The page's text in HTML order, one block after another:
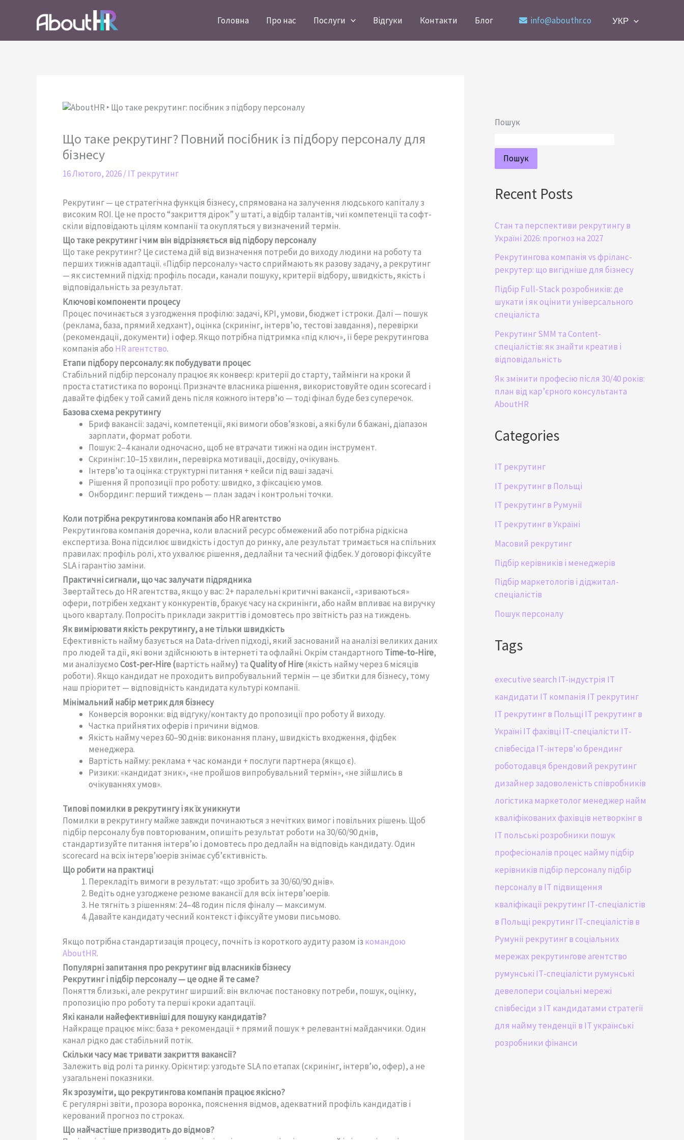
Головна Про нас Послуги Відгуки Контакти Блог info@abouthr.co УКР
Що таке рекрутинг? Повний посібник із підбору персоналу для
бізнесу
16 Лютого, 2026/IT рекрутинг
Рекрутинг — це стратегічна функція бізнесу, спрямована на залучення людського капіталу з
високим ROI. Це не просто “закриття дірок” у штаті, а відбір талантів, чиї компетенції та софт-
скіли відповідають цілям компанії та окупляться у визначений термін.
Що таке рекрутинг і чим він відрізняється від підбору персоналу
Що таке рекрутинг? Це система дій від визначення потреби до виходу людини на роботу та
перших тижнів адаптації. «Підбір персоналу» часто сприймають як разову задачу, а рекрутинг
— як системний підхід: профіль посади, канали пошуку, критерії відбору, швидкість, якість і
відповідальність за результат.
Ключові компоненти процесу
Процес починається з узгодження профілю: задачі, KPI, умови, бюджет і строки. Далі — пошук
(реклама, база, прямий хедхант), оцінка (скринінг, інтерв’ю, тестові завдання), перевірки
(рекомендації, документи) і офер. Якщо потрібна підтримка «під ключ», її бере рекрутингова
компанія або HR агентство.
Етапи підбору персоналу: як побудувати процес
Стабільний підбір персоналу працює як конвеєр: критерії до старту, таймінги на кроки й
проста статистика по воронці. Призначте власника рішення, використовуйте один scorecard і
давайте фідбек у той самий день після кожного інтерв’ю — тоді фінал буде без суперечок.
Базова схема рекрутингу
Бриф вакансії: задачі, компетенції, які вимоги обов’язкові, а які були б бажані, діапазон
зарплати, формат роботи.
Пошук: 2–4 канали одночасно, щоб не втрачати тижні на один інструмент.
Скринінг: 10–15 хвилин, перевірка мотивації, досвіду, очікувань.
Інтерв’ю та оцінка: структурні питання + кейси під ваші задачі.
Рішення й пропозиції про роботу: швидко, з фіксацією умов.
Онбординг: перший тиждень — план задач і контрольні точки.
Коли потрібна рекрутингова компанія або HR агентство
Рекрутингова компанія доречна, коли власний ресурс обмежений або потрібна рідкісна
експертиза. Вона підсилює швидкість і доступ до ринку, але результат тримається на спільних
правилах: профіль ролі, хто ухвалює рішення, дедлайни та чесний фідбек. У договорі фіксуйте
SLA і гарантію заміни.
Практичні сигнали, що час залучати підрядника
Звертайтесь до HR агентства, якщо у вас: 2+ паралельні критичні вакансії, «зриваються»
офери, потрібен хедхант у конкурентів, бракує часу на скринінги, або найм впливає на виручку
цього кварталу. Попросіть приклади закриттів і домовтесь про звітність раз на тиждень.
Як вимірювати якість рекрутингу, а не тільки швидкість
Ефективність найму базується на Data-driven підході, який заснований на аналізі великих даних
про людей та дії, які вони здійснюють в інтернеті та офлайні. Окрім стандартного Time-to-Hire,
ми аналізуємоCost-per-Hire (вартість найму) таQuality of Hire(якість найму через 6 місяців
роботи). Якщо кандидат не проходить випробувальний термін — це збитки для бізнесу, тому
наш пріоритет — відповідність кандидата культурі компанії.
Мінімальний набір метрик для бізнесу
Конверсія воронки: від відгуку/контакту до пропозиції про роботу й виходу.
Частка прийнятих оферів і причини відмов.
Якість найму через 60–90 днів: виконання плану, швидкість входження, фідбек
менеджера.
Вартість найму: реклама + час команди + послуги партнера (якщо є).
Ризики: «кандидат зник», «не пройшов випробувальний термін», «не зійшлись в
очікуваннях умов».
Типові помилки в рекрутингу і як їх уникнути
Помилки в рекрутингу майже завжди починаються з нечітких вимог і повільних рішень. Щоб
підбір персоналу був повторюваним, опишіть результат роботи на 30/60/90 днів,
стандартизуйте питання інтерв’ю і домовтесь про дедлайн на відповідь кандидату. Один
scorecard на всіх інтерв’юерів знімає суб’єктивність.
Що робити на практиці
Перекладіть вимоги в результат: «що зробить за 30/60/90 днів».
Ведіть одне узгоджене резюме вакансії для всіх інтерв’юерів.
Не тягніть з рішенням: 24–48 годин після фіналу — максимум.
Давайте кандидату чесний контекст і фіксуйте умови письмово.
Якщо потрібна стандартизація процесу, почніть із короткого аудиту разом із командою
AboutHR.
Популярні запитання про рекрутинг від власників бізнесу
Рекрутинг і підбір персоналу — це одне й те саме?
Поняття близькі, але рекрутинг ширший: він включає постановку потреби, пошук, оцінку,
пропозицію про роботу та перші кроки адаптації.
Які канали найефективніші для пошуку кандидатів?
Найкраще працює мікс: база + рекомендації + прямий пошук + релевантні майданчики. Один
канал рідко дає стабільний потік.
Скільки часу має тривати закриття вакансії?
Залежить від ролі та ринку. Орієнтир: узгодьте SLA по етапах (скринінг, інтерв’ю, офер), а не
узагальнені показники.
Як зрозуміти, що рекрутингова компанія працює якісно?
Є регулярні звіти, прозора воронка, пояснення відмов, адекватний профіль кандидатів і
керований прогноз по строках.
Що найчастіше призводить до відмов?
Пошук
Пошук
Recent Posts
Стан та перспективи рекрутингу в
Україні 2026: прогноз на 2027
Рекрутингова компанія vs фріланс-
рекрутер: що вигідніше для бізнесу
Підбір Full-Stack розробників: де
шукати і як оцінити універсального
спеціаліста
Рекрутинг SMM та Content-
спеціалістів: як знайти креатив і
відповідальність
Як змінити професію після 30/40 років:
план від кар’єрного консультанта
AboutHR
Categories
IT рекрутинг
IT рекрутинг в Польщі
IT рекрутинг в Румунії
IT рекрутинг в Україні
Масовий рекрутинг
Підбір керівників і менеджерів
Підбір маркетологів і діджитал-
спеціалістів
Пошук персоналу
Tags
executive search IT-індустрія IT
кандидати IT компанія IT рекрутинг
IT рекрутинг в Польщі IT рекрутинг в
Україні IT фахівці ІТ-спеціалісти ІТ-
співбесіда ІТ-інтерв'юбрендинг
роботодавця брендовий рекрутинг
дизайнер задоволеність співробників
логістика маркетологменеджер найм
кваліфікованих фахівців нетворкінг в
IT польські розробники пошук
професіоналів процес наймупідбір
керівників підбір персоналупідбір
персоналу в ІТ підвищення
кваліфікації рекрутинг ІТ-спеціалістів
в Польщі рекрутинг ІТ-спеціалістів в
Румунії рекрутинг в соціальних
мережах рекрутингове агентство
румунські ІТ-спеціалісти румунські
девелопери соціальні мережі
співбесіди з IT кандидатами стратегії
для наймутенденції в ITукраїнські
розробники фінанси